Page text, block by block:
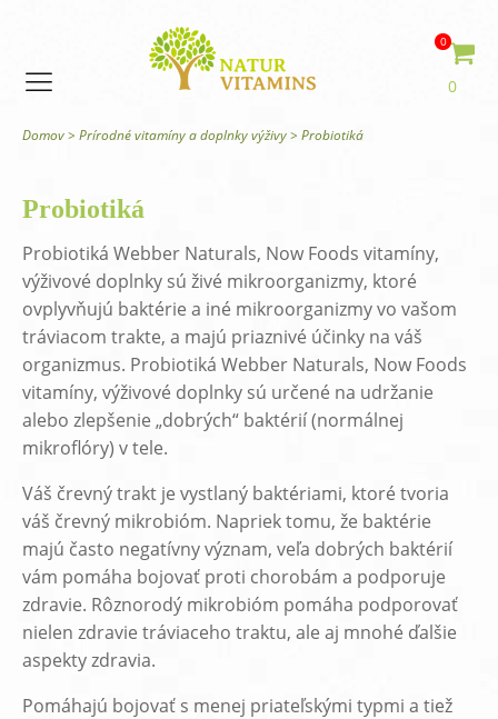
0
0
Domov> Prírodné vitamíny a doplnky výživy> Probiotiká
Probiotiká
Probiotiká Webber Naturals, Now Foods vitamíny,
výživové doplnky sú živé mikroorganizmy, ktoré
ovplyvňujú baktérie a iné mikroorganizmy vo vašom
tráviacom trakte, a majú priaznivé účinky na váš
organizmus. Probiotiká Webber Naturals, Now Foods
vitamíny, výživové doplnky sú určené na udržanie
alebo zlepšenie „dobrých“ baktérií (normálnej
mikroflóry) v tele.
Váš črevný trakt je vystlaný baktériami, ktoré tvoria
váš črevný mikrobióm. Napriek tomu, že baktérie
majú často negatívny význam, veľa dobrých baktérií
vám pomáha bojovať proti chorobám a podporuje
zdravie. Rôznorodý mikrobióm pomáha podporovať
nielen zdravie tráviaceho traktu, ale aj mnohé ďalšie
aspekty zdravia.
Pomáhajú bojovať s menej priateľskými typmi a tiež